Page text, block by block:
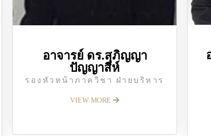
อาจารย์ ดร.สุภิญญา
ปัญญาสีห์
รองหัวหน้าภาควิชา ฝ่ายบริหาร
VIEW MORE